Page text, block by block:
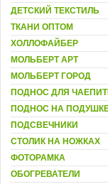
ДЕТСКИЙ ТЕКСТИЛЬ
ТКАНИ ОПТОМ
ХОЛЛОФАЙБЕР
МОЛЬБЕРТ АРТ
МОЛЬБЕРТ ГОРОД
ПОДНОС ДЛЯ
ПОДНОС НА
ПОДСВЕЧНИКИ
СТОЛИК НА НОЖКАХ
ФОТОРАМКА
ОБОГРЕВАТЕЛИ